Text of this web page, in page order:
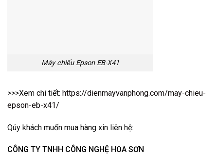
Máy chiếu Epson EB-X41
>>>Xem chi tiết: https://dienmayvanphong.com/may-chieu-
epson-eb-x41/
Qúy khách muốn mua hàng xin liên hệ:
CÔNG TY TNHH CÔNG NGHỆ HOA SƠN